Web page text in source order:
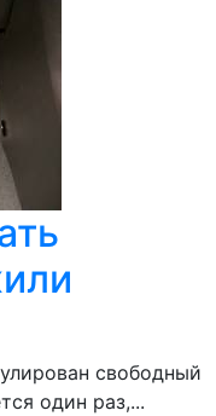
свободный
один раз,...